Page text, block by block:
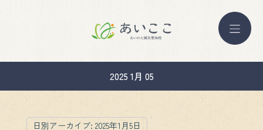
2025 1月 05
日別アーカイブ: 2025年1月5日